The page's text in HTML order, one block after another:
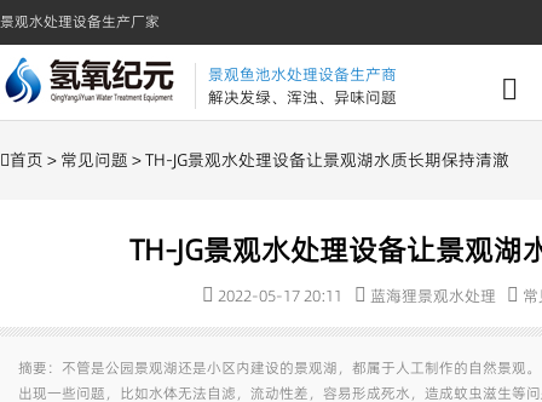
景观水处理设备生产厂家
景观鱼池水处理设备生产商
解决发绿、浑浊、异味问题
首页 > 常见问题 > TH-JG景观水处理设备让景观湖水质长期保持清澈
TH-JG景观水处理设备让景观湖
2022-05-17 20:11 蓝海狸景观水处理
摘要：不管是公园景观湖还是小区内建设的景观湖，都属于人工制作的自然景观
出现一些问题，比如水体无法自滤，流动性差，容易形成死水，造成蚊虫滋生等